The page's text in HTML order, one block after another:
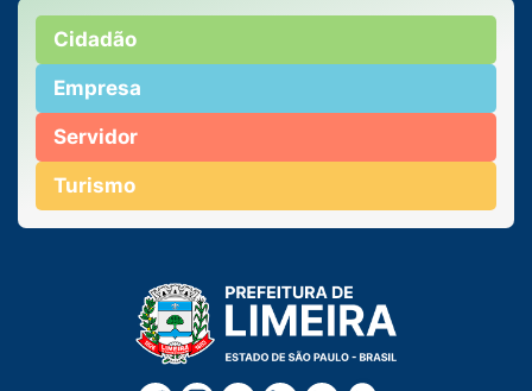
Cidadão
Empresa
Servidor
Turismo